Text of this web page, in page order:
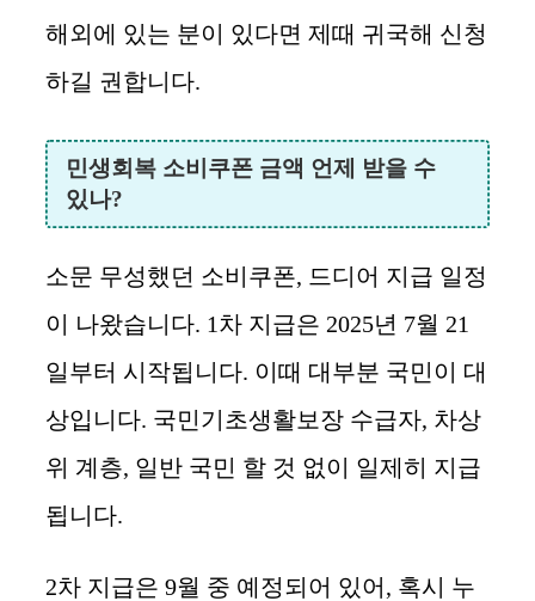
해외에 있는 분이 있다면 제때 귀국해 신청
하길 권합니다.
민생회복 소비쿠폰 금액 언제 받을 수
있나?
소문 무성했던 소비쿠폰, 드디어 지급 일정
이 나왔습니다. 1차 지급은 2025년 7월 21
일부터 시작됩니다. 이때 대부분 국민이 대
상입니다. 국민기초생활보장 수급자, 차상
위 계층, 일반 국민 할 것 없이 일제히 지급
됩니다.
2차 지급은 9월 중 예정되어 있어, 혹시 누